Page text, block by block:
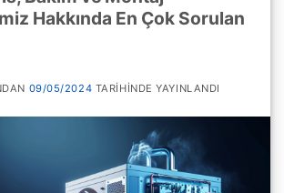
Hakkında En Çok Sorulan
09/05/2024 TARIHINDE YAYINLANDI